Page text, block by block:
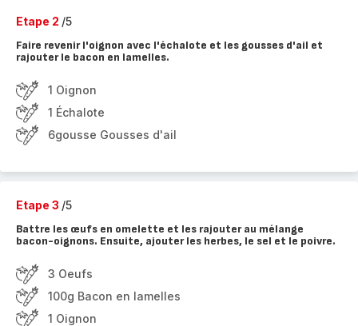
Etape 2 /5
Faire revenir l'oignon avec l'échalote et les gousses d'ail et
rajouter le bacon en lamelles.
1 Oignon
1 Échalote
6gousse Gousses d'ail
Etape 3 /5
Battre les œufs en omelette et les rajouter au mélange
bacon-oignons. Ensuite, ajouter les herbes, le sel et le poivre.
3 Oeufs
100g Bacon en lamelles
1 Oignon